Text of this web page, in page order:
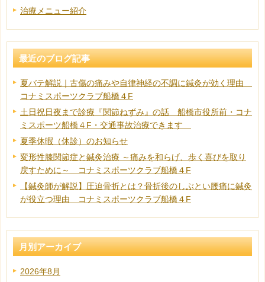
治療メニュー紹介
最近のブログ記事
夏バテ解説｜古傷の痛みや自律神経の不調に鍼灸が効く理由
コナミスポーツクラブ船橋４F
土日祝日夜まで診療『関節ねずみ』の話 船橋市役所前・コナ
ミスポーツ船橋４F・交通事故治療できます
夏季休暇（休診）のお知らせ
変形性膝関節症と鍼灸治療 ～痛みを和らげ、歩く喜びを取り
戻すために～ コナミスポーツクラブ船橋４F
【鍼灸師が解説】圧迫骨折とは？骨折後のしぶとい腰痛に鍼灸
が役立つ理由 コナミスポーツクラブ船橋４F
月別アーカイブ
2026年8月